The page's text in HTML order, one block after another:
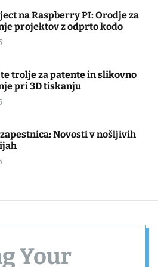
o
d
na Raspberry PI: Orodje za
projektov z odprto kodo
trolje za patente in slikovno
pri 3D tiskanju
Novosti v nošljivih
Your